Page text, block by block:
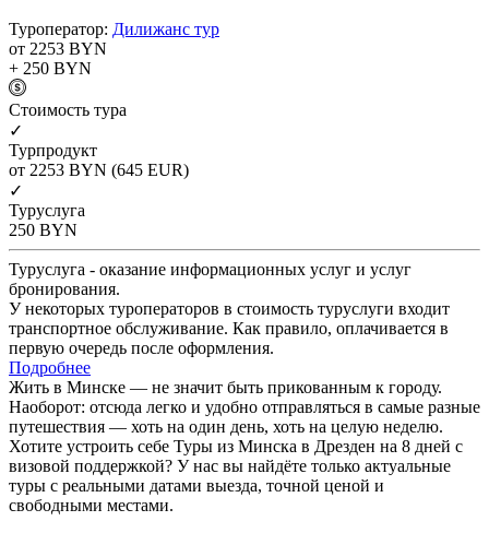
Туроператор: Дилижанс тур
от 2253 BYN
+ 250 BYN
Cтоимость тура
✓
Турпродукт
от 2253 BYN (645 EUR)
✓
Туруслуга
250 BYN
Туруслуга - оказание информационных услуг и услуг
бронирования.
У некоторых туроператоров в стоимость туруслуги входит
транспортное обслуживание. Как правило, оплачивается в
первую очередь после оформления.
Подробнее
Жить в Минске — не значит быть прикованным к городу.
Наоборот: отсюда легко и удобно отправляться в самые разные
путешествия — хоть на один день, хоть на целую неделю.
Хотите устроить себе Туры из Минска в Дрезден на 8 дней с
визовой поддержкой? У нас вы найдёте только актуальные
туры с реальными датами выезда, точной ценой и
свободными местами.